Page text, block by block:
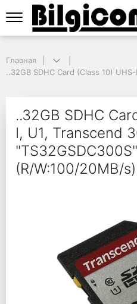
..32GB SDHC Card (Class 10)
..32GB
Главная
..32GB SDHC Card (Class 10)
..32GB SDHC
I, U1, Transcend
"TS32GSDC300S"
(R/W:100/20MB/s)